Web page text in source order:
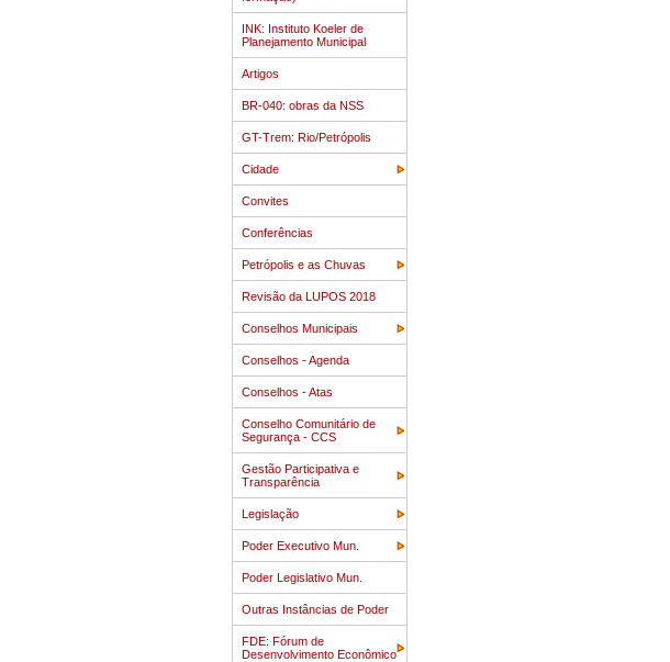
INK: Instituto Koeler de
Planejamento Municipal
Artigos
BR-040: obras da NSS
GT-Trem: Rio/Petrópolis
Cidade
Convites
Conferências
Petrópolis e as Chuvas
Revisão da LUPOS 2018
Conselhos Municipais
Conselhos - Agenda
Conselhos - Atas
Conselho Comunitário de
Segurança - CCS
Gestão Participativa e
Transparência
Legislação
Poder Executivo Mun.
Poder Legislativo Mun.
Outras Instâncias de Poder
FDE: Fórum de
Desenvolvimento Econômico